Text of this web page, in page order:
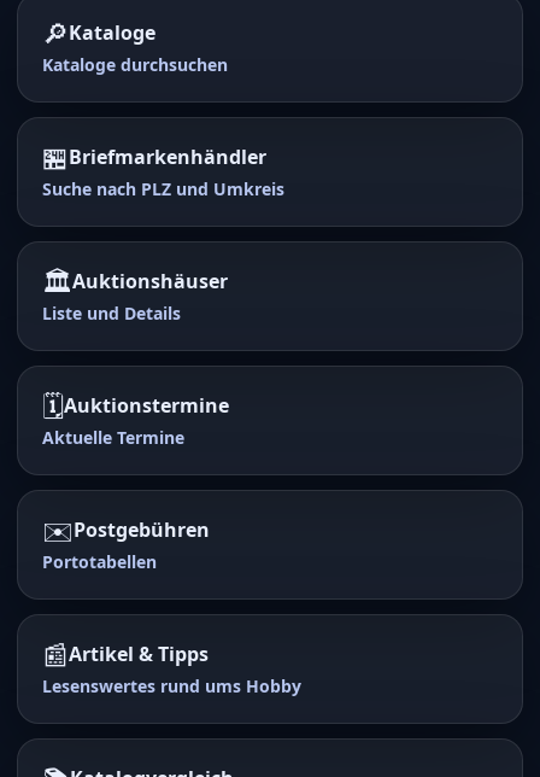
🔎Kataloge
Kataloge durchsuchen
🏪Briefmarkenhändler
Suche nach PLZ und Umkreis
🏛️Auktionshäuser
Liste und Details
🗓️Auktionstermine
Aktuelle Termine
✉️Postgebühren
Portotabellen
📰Artikel & Tipps
Lesenswertes rund ums Hobby